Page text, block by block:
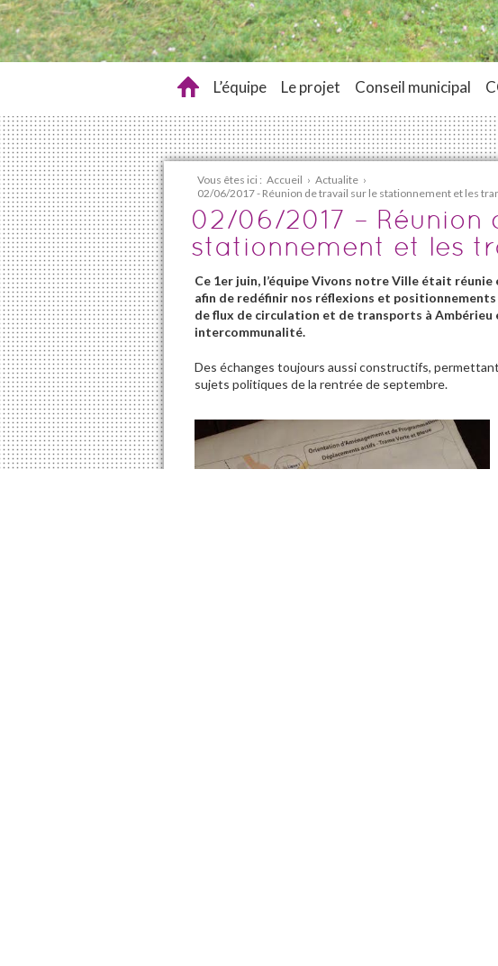
L’équipe Le projet Conseil municipal
Vous êtes ici : Accueil › Actualite ›
02/06/2017 - Réunion de travail sur le stationnement et les
02/06/2017 – Réunion
stationnement et les
Ce 1er juin, l’équipe Vivons notre Ville était
afin de redéfinir nos réflexions et
de flux de circulation et de transports à Ambérieu
intercommunalité.
Des échanges toujours aussi constructifs,
sujets politiques de la rentrée de septembre.